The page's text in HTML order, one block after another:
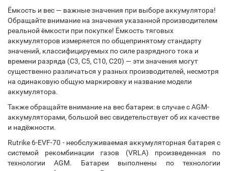
Ёмкость и вес — важные значения при выборе аккумулятора!
Обращайте внимание на значения указанной производителем
реальной ёмкости при покупке! Ёмкость тяговых
аккумуляторов измеряется по общепринятому стандарту
значений, классифицируемых по силе разрядного тока и
времени разряда (С3, С5, С10, С20) — эти значения могут
существенно различаться у разных производителей, несмотря
на одинаковую общую маркировку и название модели
аккумулятора.
Также обращайте внимание на вес батареи: в случае с AGM-
аккумуляторами, большой вес свидетельствует об их качестве
и надёжности.
Rutrike 6-EVF-70 - необслуживаемая аккумуляторная батарея с
системой рекомбинации газов (VRLA) произведенная по
технологии AGM. Батареи выполнены по технологии